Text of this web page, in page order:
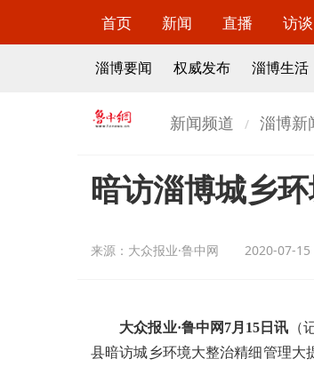
首页 新闻 直播 访谈
淄博要闻 权威发布 淄博生活
新闻频道 淄博新
暗访淄博城乡
来源： 大众报业·鲁中网 2020-07-
大众报业·鲁中网7月15日讯 （
县暗访城乡环境大整治精细管理大